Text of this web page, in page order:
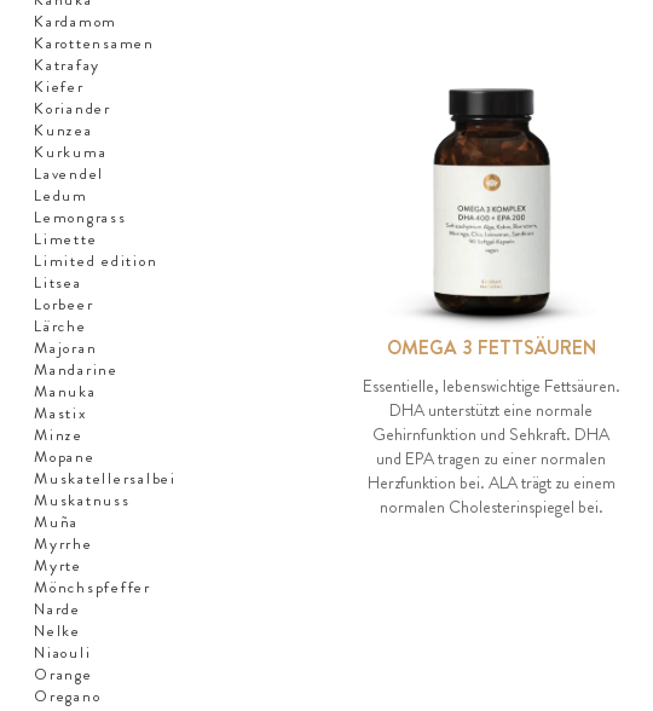
OMEGA 3 FETTSÄUREN
Essentielle, lebenswichtige Fettsäuren.
DHA unterstützt eine normale
Gehirnfunktion und Sehkraft. DHA
und EPA tragen zu einer normalen
Herzfunktion bei. ALA trägt zu einem
normalen Cholesterinspiegel bei.
Kardamom
Karottensamen
Katrafay
Kiefer
Koriander
Kunzea
Kurkuma
Lavendel
Ledum
Lemongrass
Limette
Limited edition
Litsea
Lorbeer
Lärche
Majoran
Mandarine
Manuka
Mastix
Minze
Mopane
Muskatellersalbei
Muskatnuss
Muña
Myrrhe
Myrte
Mönchspfeffer
Narde
Nelke
Niaouli
Orange
Oregano